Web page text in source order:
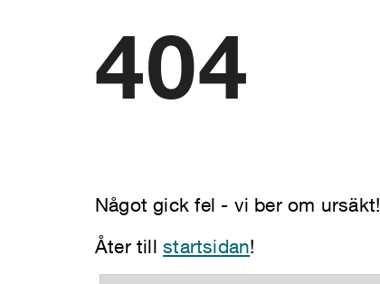
404
Något gick fel - vi ber om ursäkt!
Åter tillstartsidan!